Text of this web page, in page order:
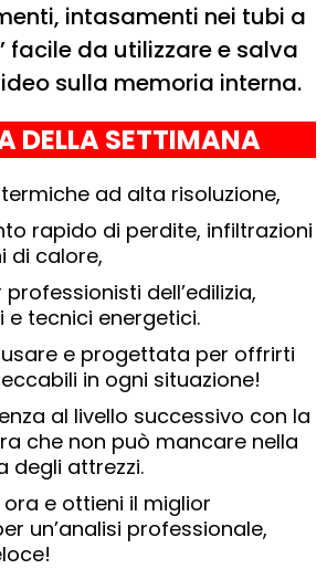
intasamenti nei tubi a
facile da utilizzare e salva
sulla memoria interna.
DELLA SETTIMANA
ad alta risoluzione,
rapido di perdite, infiltrazioni
di calore,
professionisti dell’edilizia,
e tecnici energetici.
usare e progettata per offrirti
in ogni situazione!
al livello successivo con la
che non può mancare nella
degli attrezzi.
e ottieni il miglior
un’analisi professionale,